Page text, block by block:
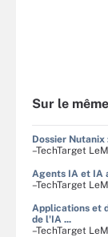
Sur le
Dossier
–TechTarget
Agents IA et IA
–TechTarget
Applications et
de l'IA ...
–TechTarget